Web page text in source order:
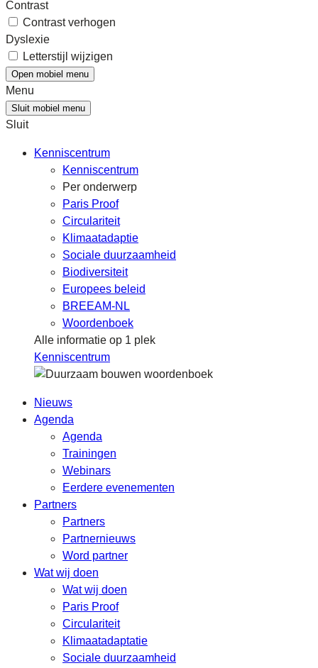
Contrast
Contrast verhogen
Dyslexie
Letterstijl wijzigen
Open mobiel menu
Menu
Sluit mobiel menu
Sluit
Kenniscentrum
Kenniscentrum
Per onderwerp
Paris Proof
Circulariteit
Klimaatadaptie
Sociale duurzaamheid
Biodiversiteit
Europees beleid
BREEAM-NL
Woordenboek
Alle informatie op 1 plek
Kenniscentrum
Nieuws
Agenda
Agenda
Trainingen
Webinars
Eerdere evenementen
Partners
Partners
Partnernieuws
Word partner
Wat wij doen
Wat wij doen
Paris Proof
Circulariteit
Klimaatadaptatie
Sociale duurzaamheid